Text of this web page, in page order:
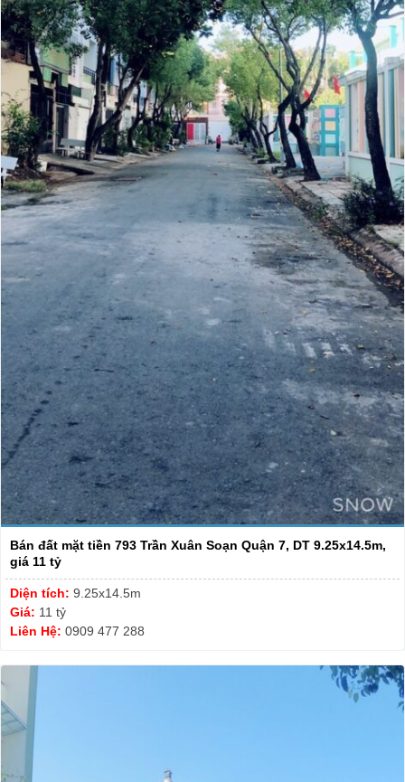
Bán đất mặt tiền 793 Trần Xuân Soạn Quận 7, DT 9.25x14.5m,
giá 11 tỷ
Diện tích: 9.25x14.5m
Giá: 11 tỷ
Liên Hệ: 0909 477 288